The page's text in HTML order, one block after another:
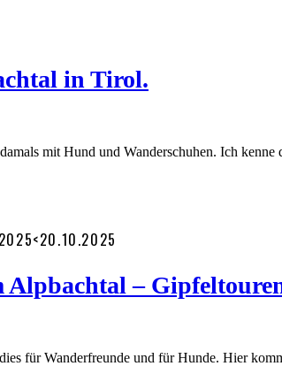
in Tirol.
mit Hund und Wanderschuhen. Ich kenne
<20.10.2025
–
für Wanderfreunde und für Hunde. Hier